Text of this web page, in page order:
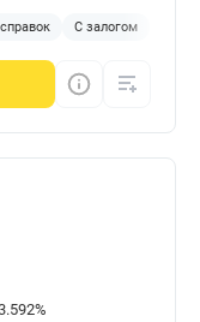
С залогом